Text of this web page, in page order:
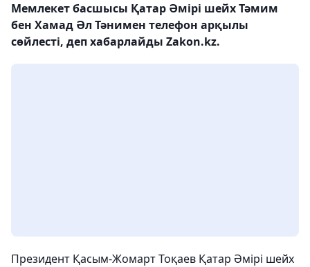
Мемлекет басшысы Қатар Әмірі шейх Тәмим
бен Хамад Әл Тәнимен телефон арқылы
сөйлесті, деп хабарлайды Zakon.kz.
Президент Қасым-Жомарт Тоқаев Қатар Әмірі шейх